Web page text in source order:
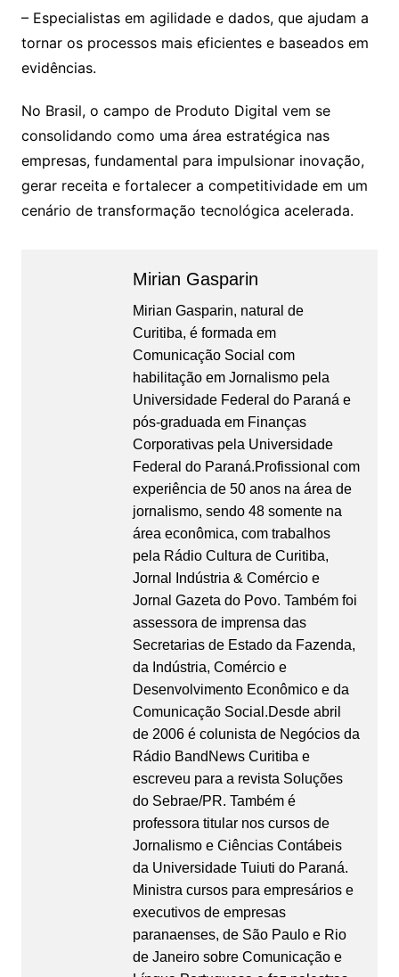
– Especialistas em agilidade e dados, que ajudam a
tornar os processos mais eficientes e baseados em
evidências.
No Brasil, o campo de Produto Digital vem se
consolidando como uma área estratégica nas
empresas, fundamental para impulsionar inovação,
gerar receita e fortalecer a competitividade em um
cenário de transformação tecnológica acelerada.
Mirian Gasparin
Mirian Gasparin, natural de
Curitiba, é formada em
Comunicação Social com
habilitação em Jornalismo pela
Universidade Federal do Paraná e
pós-graduada em Finanças
Corporativas pela Universidade
Federal do Paraná.Profissional com
experiência de 50 anos na área de
jornalismo, sendo 48 somente na
área econômica, com trabalhos
pela Rádio Cultura de Curitiba,
Jornal Indústria & Comércio e
Jornal Gazeta do Povo. Também foi
assessora de imprensa das
Secretarias de Estado da Fazenda,
da Indústria, Comércio e
Desenvolvimento Econômico e da
Comunicação Social.Desde abril
de 2006 é colunista de Negócios da
Rádio BandNews Curitiba e
escreveu para a revista Soluções
do Sebrae/PR. Também é
professora titular nos cursos de
Jornalismo e Ciências Contábeis
da Universidade Tuiuti do Paraná.
Ministra cursos para empresários e
executivos de empresas
paranaenses, de São Paulo e Rio
de Janeiro sobre Comunicação e